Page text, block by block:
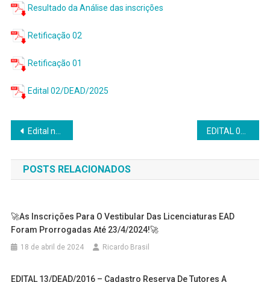
Resultado da Análise das inscrições
Retificação 02
Retificação 01
Edital 02/DEAD/2025
Navegação
de
Post
Edital nº. 03/DEAD/2025 – Seleção de candidatos às vagas ofertadas para o curso de Pós-Graduação Lato Sensu em ensino de Ciências Ciência é 10!
POSTS RELACIONADOS
🚀As Inscrições Para O Vestibular Das Licenciaturas EAD
Foram Prorrogadas Até 23/4/2024!🚀
18 de abril de 2024 Ricardo Brasil
EDITAL 13/DEAD/2016 – Cadastro Reserva De Tutores A